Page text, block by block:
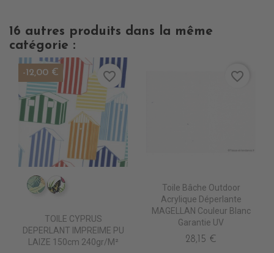
16 autres produits dans la même
catégorie :
IM0805 FAUVE
TOILE CYPRUS
DEPERLANT IMPREIME PU
LAIZE 150cm 240gr/m²
-12,00 € favorite_border
Toile Bâche Outdoor
Acrylique Déperlante
MAGELLAN Couleur Blanc
Garantie UV
28,15 €
favorite_border